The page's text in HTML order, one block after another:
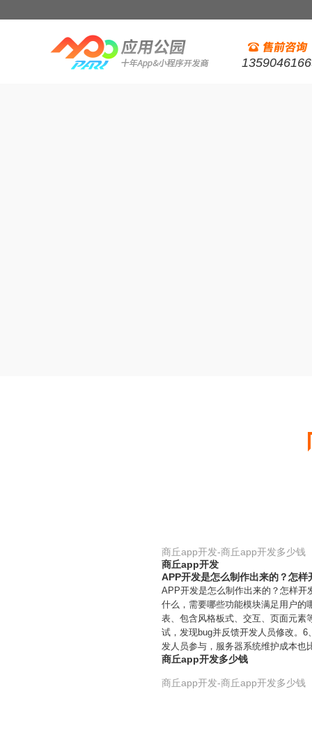
商丘app开发-商丘app开发多少钱
商丘app开发
APP开发是怎么制作出来的？怎样
APP开发是怎么制作出来的？怎样开
什么，需要哪些功能模块满足用户的
表、包含风格板式、交互、页面元素
试，发现bug并反馈开发人员修改。
发人员参与，服务器系统维护成本也
商丘app开发多少钱
商丘app开发-商丘app开发多少钱